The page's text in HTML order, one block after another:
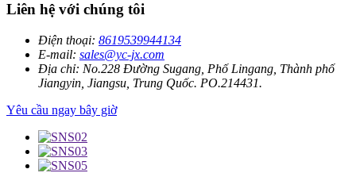
Liên hệ với chúng tôi
Điện thoại: 8619539944134
E-mail: sales@yc-jx.com
Địa chỉ: No.228 Đường Sugang, Phố Lingang, Thành phố
Jiangyin, Jiangsu, Trung Quốc. PO.214431.
Yêu cầu ngay bây giờ